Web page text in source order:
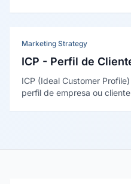
Marketing Strategy
ICP - Perfil de
ICP (Ideal Customer
perfil de empresa ou